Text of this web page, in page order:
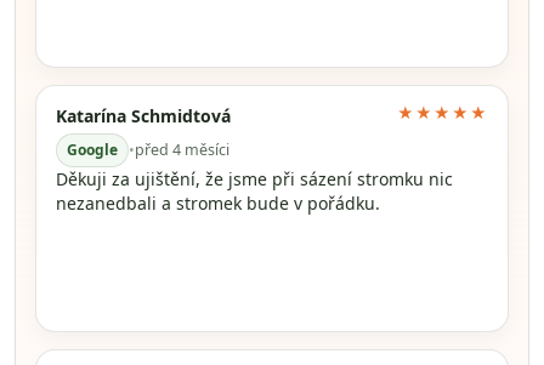
Katarína Schmidtová
Google •před 4 měsíci
★★★★★
Děkuji za ujištění, že jsme při sázení stromku nic
nezanedbali a stromek bude v pořádku.